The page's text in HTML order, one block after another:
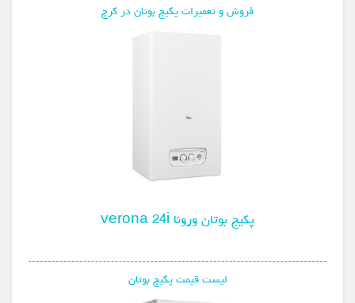
فروش و تعمیرات پکیج بوتان در کرج
پکیج بوتان ورونا verona 24i
لیست قیمت پکیج بوتان